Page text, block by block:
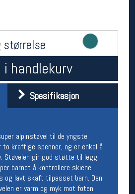
størrelse
i handlekurv
Spesifikasjon
alpinstøvel til de yngste
to kraftige spenner, og er enkel å
Støvelen gir god støtte til legg
barnet å kontrollere skiene.
og lavt skaft tilpasset barn. Den
er varm og myk mot foten.
klokken 10-13)
butikk
11-16